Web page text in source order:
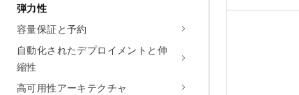
弾力性
容量保証と予約
自動化されたデプロイメントと伸
縮性
高可用性アーキテクチャ